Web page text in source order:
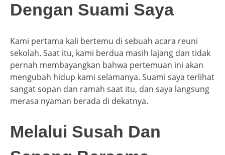
Dengan Suami Saya
Kami pertama kali bertemu di sebuah acara reuni
sekolah. Saat itu, kami berdua masih lajang dan tidak
pernah membayangkan bahwa pertemuan ini akan
mengubah hidup kami selamanya. Suami saya terlihat
sangat sopan dan ramah saat itu, dan saya langsung
merasa nyaman berada di dekatnya.
Melalui Susah Dan